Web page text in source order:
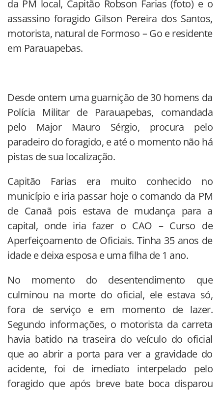
da PM local, Capitão Robson Farias (foto) e o
assassino foragido Gilson Pereira dos Santos,
motorista, natural de Formoso – Go e residente
em Parauapebas.
Desde ontem uma guarnição de 30 homens da
Polícia Militar de Parauapebas, comandada
pelo Major Mauro Sérgio, procura pelo
paradeiro do foragido, e até o momento não há
pistas de sua localização.
Capitão Farias era muito conhecido no
município e iria passar hoje o comando da PM
de Canaã pois estava de mudança para a
capital, onde iria fazer o CAO – Curso de
Aperfeiçoamento de Oficiais. Tinha 35 anos de
idade e deixa esposa e uma filha de 1 ano.
No momento do desentendimento que
culminou na morte do oficial, ele estava só,
fora de serviço e em momento de lazer.
Segundo informações, o motorista da carreta
havia batido na traseira do veículo do oficial
que ao abrir a porta para ver a gravidade do
acidente, foi de imediato interpelado pelo
foragido que após breve bate boca disparou